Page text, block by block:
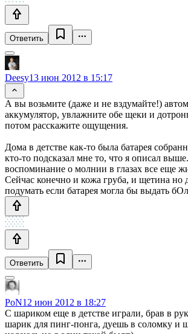
Ответить
Deesy13 июн 2012 в 15:17
А вы возьмите (даже и не вздумайте!)
аккумулятор, увлажните обе щеки и
потом расскажите ощущения.
Дома в детстве как-то была батарея
кто-то подсказал мне то, что я описал
воспоминание о молнии в глазах все еще
Сейчас конечно и кожа груба, и щетина но
подумать если батарея могла бы выдать
Ответить
PoN12 июн 2012 в 18:27
С шариком еще в детстве играли, брав в
шарик для пинг-понга, дуешь в соломку и